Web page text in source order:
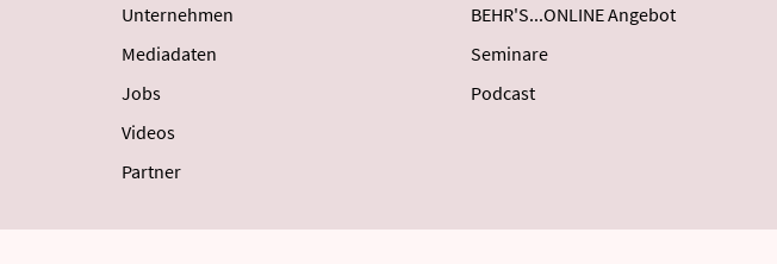
Unternehmen
Mediadaten
Jobs
Videos
Partner
BEHR'S...ONLINE Angebot
Seminare
Podcast